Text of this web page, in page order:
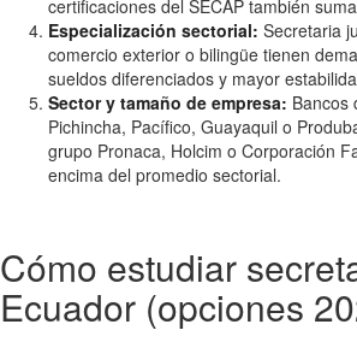
certificaciones del SECAP también
Especialización sectorial: Secretaria
comercio exterior o bilingüe tienen
sueldos diferenciados y mayor
Sector y tamaño de empresa: Bancos
Pichincha, Pacífico, Guayaquil o
grupo Pronaca, Holcim o Corporación
encima del promedio sectorial.
Cómo estudiar
Ecuador (opciones